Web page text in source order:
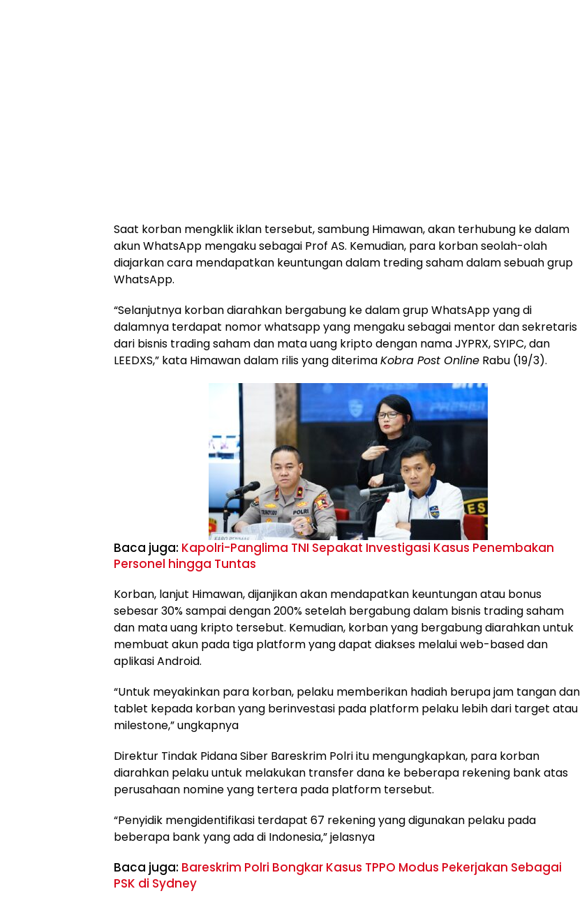
Saat korban mengklik iklan tersebut, sambung Himawan, akan terhubung ke dalam
akun WhatsApp mengaku sebagai Prof AS. Kemudian, para korban seolah-olah
diajarkan cara mendapatkan keuntungan dalam treding saham dalam sebuah grup
WhatsApp.
“Selanjutnya korban diarahkan bergabung ke dalam grup WhatsApp yang di
dalamnya terdapat nomor whatsapp yang mengaku sebagai mentor dan sekretaris
dari bisnis trading saham dan mata uang kripto dengan nama JYPRX, SYIPC, dan
LEEDXS,” kata Himawan dalam rilis yang diterimaKobra Post Online Rabu (19/3).
Baca juga: Kapolri-Panglima TNI Sepakat Investigasi Kasus Penembakan
Personel hingga Tuntas
Korban, lanjut Himawan, dijanjikan akan mendapatkan keuntungan atau bonus
sebesar 30% sampai dengan 200% setelah bergabung dalam bisnis trading saham
dan mata uang kripto tersebut. Kemudian, korban yang bergabung diarahkan untuk
membuat akun pada tiga platform yang dapat diakses melalui web-based dan
aplikasi Android.
“Untuk meyakinkan para korban, pelaku memberikan hadiah berupa jam tangan dan
tablet kepada korban yang berinvestasi pada platform pelaku lebih dari target atau
milestone,” ungkapnya
Direktur Tindak Pidana Siber Bareskrim Polri itu mengungkapkan, para korban
diarahkan pelaku untuk melakukan transfer dana ke beberapa rekening bank atas
perusahaan nomine yang tertera pada platform tersebut.
“Penyidik mengidentifikasi terdapat 67 rekening yang digunakan pelaku pada
beberapa bank yang ada di Indonesia,” jelasnya
Baca juga: Bareskrim Polri Bongkar Kasus TPPO Modus Pekerjakan Sebagai
PSK di Sydney